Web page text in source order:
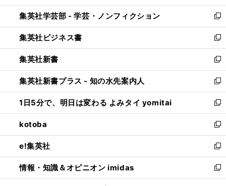
開
く
ウ
で
開
く
ン
ド
ウ
で
開
く
ウ
ィ
ン
ド
ウ
で
開
く
集英社学芸部 - 学芸・ノンフィクション
新
し
い
ウ
ィ
ン
ド
ウ
で
開
く
集英社ビジネス書
新
し
い
ウ
ィ
ン
ド
ウ
で
開
く
集英社新書
新
し
い
ウ
ィ
ン
ド
ウ
で
開
く
集英社新書プラス - 知の水先案内人
新
し
い
ウ
ィ
ン
ド
ウ
で
開
1日5分で、明日は変わる よみタイ yomitai
新
し
い
ウ
ィ
ン
ド
ウ
kotoba
新
し
い
ウ
ィ
ン
e!集英社
新
し
い
ウ
情報・知識＆オピニオン imidas
新
し